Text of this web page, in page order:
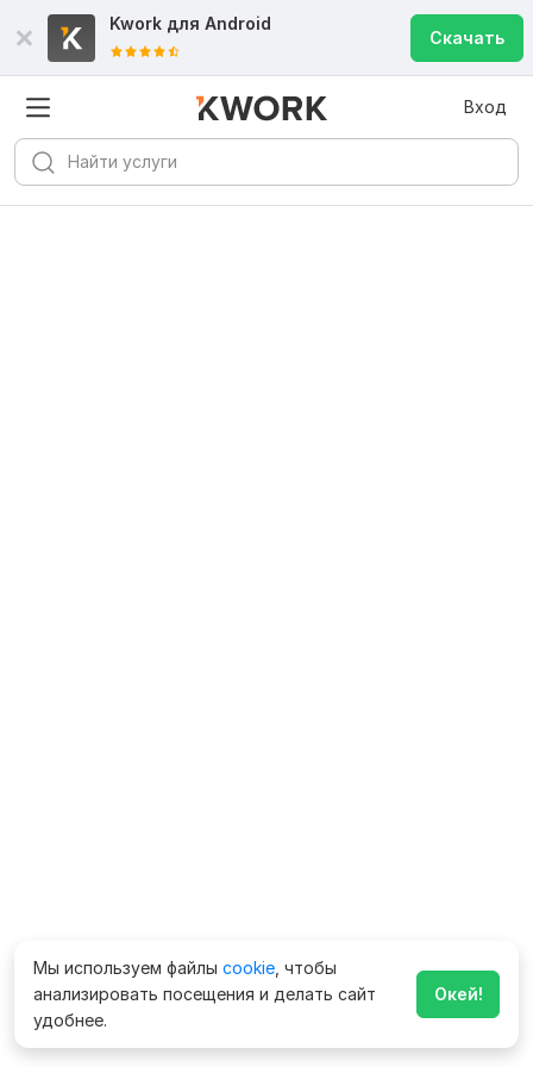
Kwork для Android
Скачать
Вход
Мы используем файлы cookie , чтобы
анализировать посещения и делать сайт
удобнее.
Окей!